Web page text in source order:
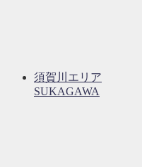
須賀川エリア
SUKAGAWA